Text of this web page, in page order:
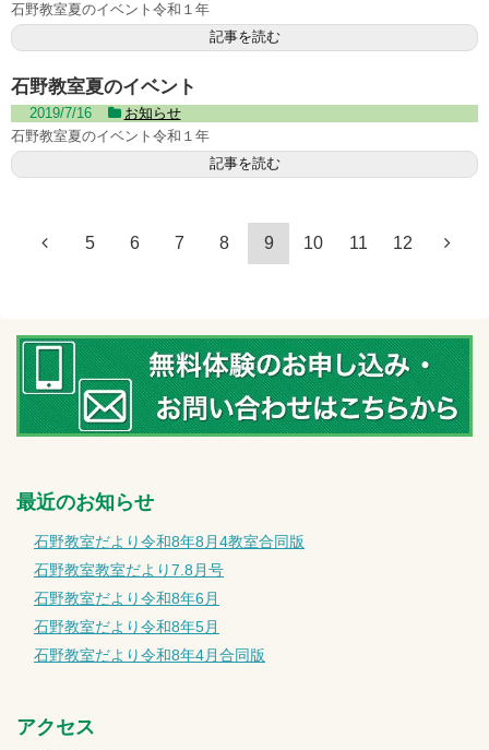
石野教室夏のイベント令和１年
記事を読む
石野教室夏のイベント
2019/7/16
お知らせ
石野教室夏のイベント令和１年
記事を読む
5 6 7 8 9 10 11 12
最近のお知らせ
石野教室だより令和8年8月4教室合同版
石野教室教室だより7.8月号
石野教室だより令和8年6月
石野教室だより令和8年5月
石野教室だより令和8年4月合同版
アクセス